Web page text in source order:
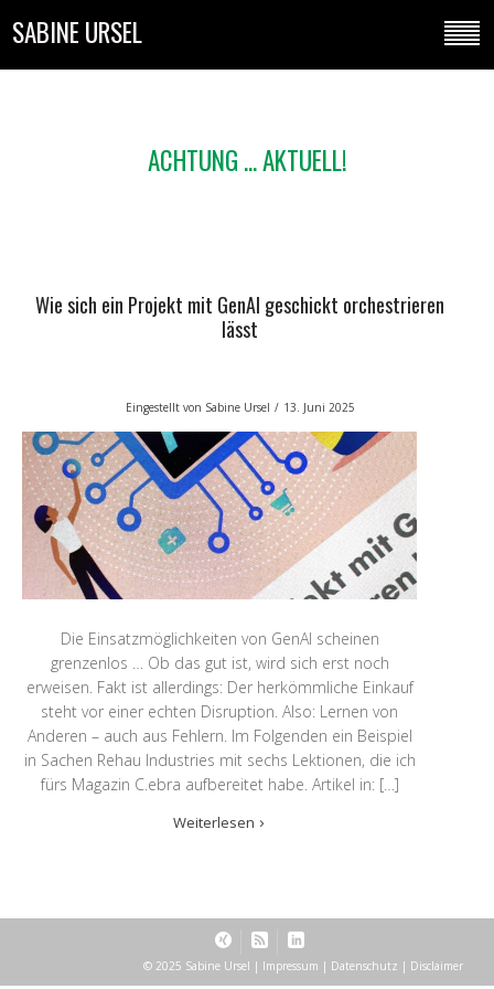
SABINE URSEL
ACHTUNG ... AKTUELL!
Wie sich ein Projekt mit GenAI geschickt orchestrieren
lässt
Eingestellt von Sabine Ursel / 13. Juni 2025
Die Einsatzmöglichkeiten von GenAI scheinen
grenzenlos … Ob das gut ist, wird sich erst noch
erweisen. Fakt ist allerdings: Der herkömmliche Einkauf
steht vor einer echten Disruption. Also: Lernen von
Anderen – auch aus Fehlern. Im Folgenden ein Beispiel
in Sachen Rehau Industries mit sechs Lektionen, die ich
fürs Magazin C.ebra aufbereitet habe. Artikel in: […]
Weiterlesen
© 2025 Sabine Ursel | Impressum | Datenschutz | Disclaimer